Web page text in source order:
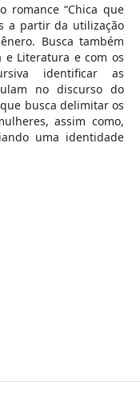
romance “Chica que
a partir da utilização
Busca também
Literatura e com os
identificar as
no discurso do
busca delimitar os
assim como,
uma identidade